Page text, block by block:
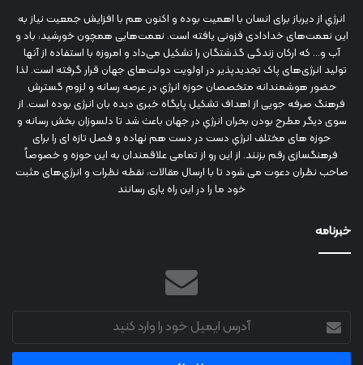
انرژي‌ از دیرباز برای انسان با اهمیت بوده و اکنون هم با افزایش جمعیت نیاز به
این نعمت‌های خدادادی فزونی یافته است. نعمت‌هایی همچون خورشید، باد و
آب و... که ارکان زندگی گذشتگان را تشکیل می‌داد و امروزه با استفاده از آنها
تولید انرژی‌های پاک تجدیدپذیر در اولویت دولت‌های جهان قرار گرفته است. لذا
حضور هوشمندانه متخصصان حوزه انرژي در عرصه رسانه و لزوم گسترش
فرهنگ صرفه جویی از اهداف تشکیل پایگاه خبری دیده بان انرژی بوده است. از
سوی دیگر مطرح بودن بحران انرژي در جهان باعث شد تا دلسوزان بخش رسانه و
حوزه های مختلف انرژي دست در دست هم نهاده و فصل تازه ای را برای
فرهنگسازی رقم بزنند. از این رو از تمامی علاقمندان به این حوزه و خصوصاً
صاحب نظران دعوت می شود تا با ارسال مقالات، نقطه نظرات و انرژي‌های مثبت
خود ما را در این راه یاری رسانند
خبرنامه
آدرس
ایمیل
خود